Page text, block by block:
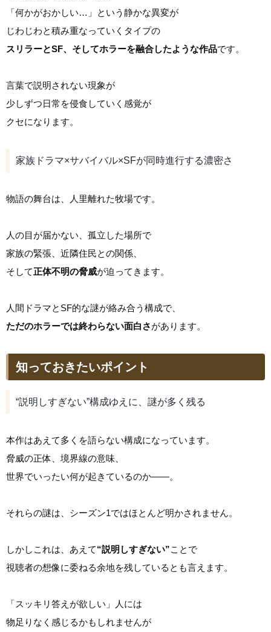
「何かがおかしい…」という静かな異変が
じわじわと積み重なっていくタイプの
スリラーとSF、そしてホラーを融合したような作品です。
言葉で説明されない現象が
少しずつ日常を侵食していく感覚が
クセになります。
家族ドラマ×サバイバル×SFが同時進行する濃密さ
物語の舞台は、人里離れた牧場です。
人の目が届かない、孤立した場所で
家族の緊張、近隣住民との関係、
そして正体不明の脅威が迫ってきます。
人間ドラマとSF的な謎が絡み合う構成で、
ただのホラーでは終わらない面白さがあります。
知っておきたいポイント
“説明しすぎない”構成ゆえに、謎が多く残る
本作はあえて多くを語らない構成になっています。
脅威の正体、境界線の意味、
世界でいったい何が起きているのか――。
それらの謎は、シーズン1ではほとんど明かされません。
しかしこれは、あえて“説明しすぎない”ことで
視聴者の想像に委ねる余地を残しているとも言えます。
「スッキリ答えが欲しい」人には
物足りなく感じるかもしれませんが